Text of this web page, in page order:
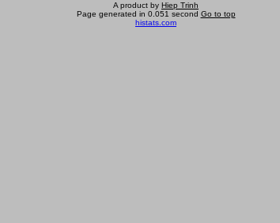
A product by Hiep Trinh
Page generated in 0.051 second Go to top